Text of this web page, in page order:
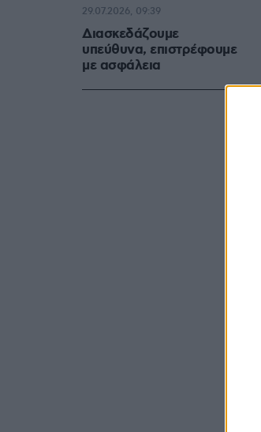
Διασκεδάζουμε
υπεύθυνα, επιστρέφουμε
με ασφάλεια
29.07.2026, 09:39